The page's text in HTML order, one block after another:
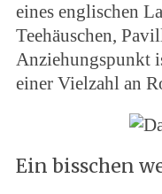
eines englischen
Teehäuschen,
Anziehungspunkt
einer Vielzahl an
Ein bisschen